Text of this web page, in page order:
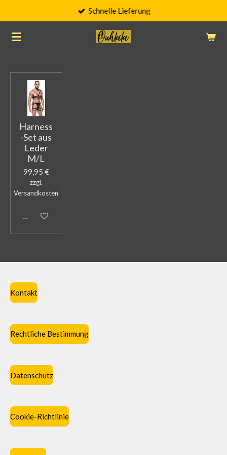
springen
Schnelle Lieferung
Harness
-Set aus
Leder
M/L
99,95 €
zzgl.
Versandkosten
In den Warenkorb
Kontakt
Rechtliche Bestimmung
Datenschutz
Cookie-Richtlinie